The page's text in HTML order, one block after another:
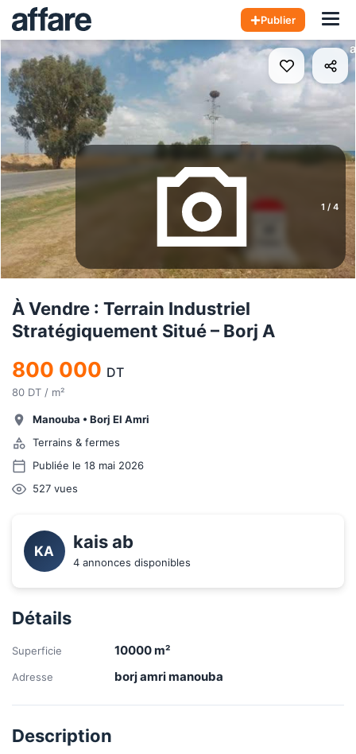
Publier
1 / 4
À Vendre : Terrain Industriel
Stratégiquement Situé – Borj A
800 000 DT
80 DT / m²
Manouba • Borj El Amri
Terrains & fermes
Publiée le 18 mai 2026
527 vues
KA kais ab
4 annonces disponibles
Détails
Superficie 10000m²
Adresse borj amri manouba
Description